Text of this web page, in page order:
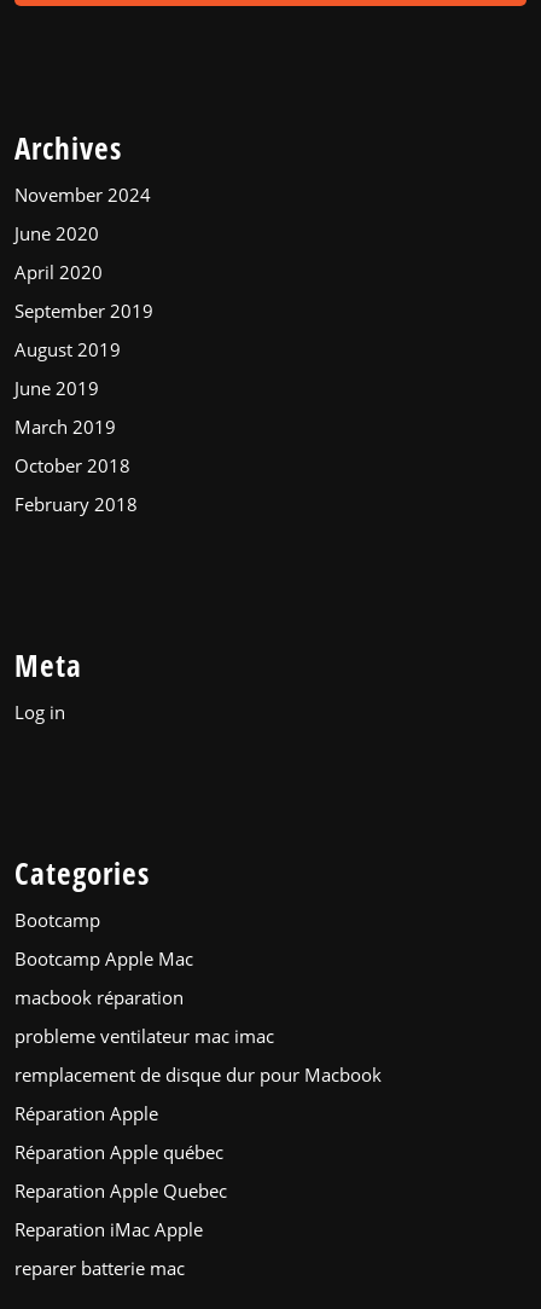
Archives
November 2024
June 2020
April 2020
September 2019
August 2019
June 2019
March 2019
October 2018
February 2018
Meta
Log in
Categories
Bootcamp
Bootcamp Apple Mac
macbook réparation
probleme ventilateur mac imac
remplacement de disque dur pour Macbook
Réparation Apple
Réparation Apple québec
Reparation Apple Quebec
Reparation iMac Apple
reparer batterie mac